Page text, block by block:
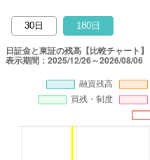
30日 180日